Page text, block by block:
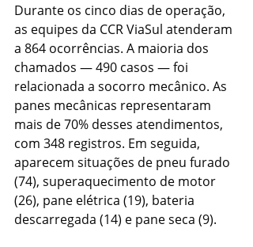
Durante os cinco dias de operação,
as equipes da CCR ViaSul atenderam
a 864 ocorrências. A maioria dos
chamados — 490 casos — foi
relacionada a socorro mecânico. As
panes mecânicas representaram
mais de 70% desses atendimentos,
com 348 registros. Em seguida,
aparecem situações de pneu furado
(74), superaquecimento de motor
(26), pane elétrica (19), bateria
descarregada (14) e pane seca (9).